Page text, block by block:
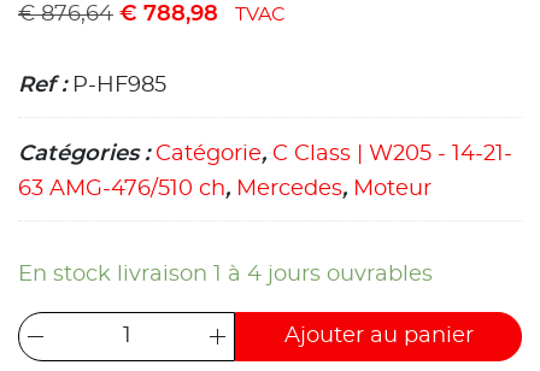
€876,64 € 788,98 TVAC
Ref : P-HF985
Catégories : Catégorie, C Class | W205 - 14-21-
63 AMG-476/510 ch, Mercedes, Moteur
En stock livraison 1 à 4 jours ouvrables
Ajouter au panier